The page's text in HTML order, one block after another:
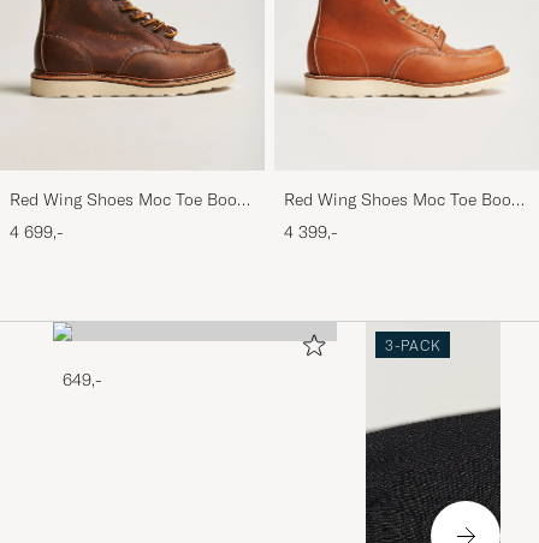
Red Wing Shoes Moc Toe Boot
Copper Rough/Though Leather
4 699,-
Red Wing Shoes Moc Toe Boot
Oro Legacy Leather
4 399,-
649,-
3-PACK